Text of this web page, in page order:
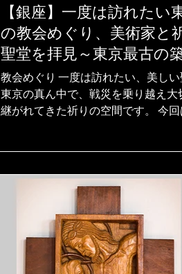
【銀座】一度は訪れたい
の教会めぐり、美術家と
聖堂を拝見～東京最古の
会、美しすぎる聖ルカ礼
打放しモダンな銀座教会
教会めぐり 一度は訪れたい、美しい
東京の真ん中で、戦災を乗り越え大
継がれてきた祈りの空間です。 今
パルテノン神殿のような東京最古の
けた聖路加国際病院の旧館、その